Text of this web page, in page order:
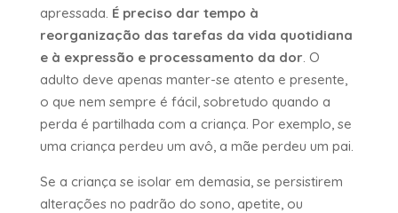
apressada. É preciso dar tempo à
reorganização das tarefas da vida quotidiana
e à expressão e processamento da dor . O
adulto deve apenas manter-se atento e presente,
o que nem sempre é fácil, sobretudo quando a
perda é partilhada com a criança. Por exemplo, se
uma criança perdeu um avô, a mãe perdeu um pai.
Se a criança se isolar em demasia, se persistirem
alterações no padrão do sono, apetite, ou